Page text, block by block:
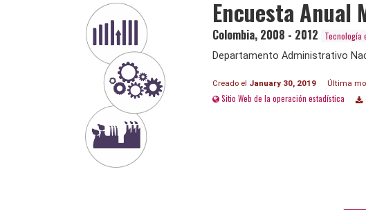
Encuesta Anual
Colombia, 2008 - 2012 Tecnología
Departamento Administrativo
Creado el January 30, 2019 Última
Sitio Web de la operación estadística